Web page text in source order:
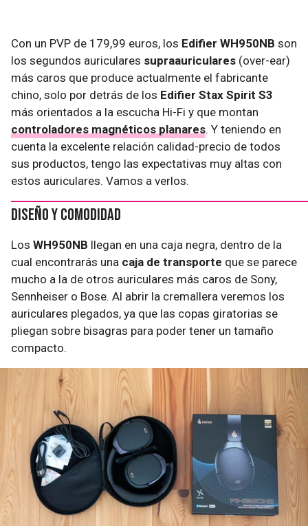
Con un PVP de 179,99 euros, los Edifier WH950NB son
los segundos auriculares supraauriculares (over-ear)
más caros que produce actualmente el fabricante
chino, solo por detrás de los Edifier Stax Spirit S3
más orientados a la escucha Hi-Fi y que montan
controladores magnéticos planares. Y teniendo en
cuenta la excelente relación calidad-precio de todos
sus productos, tengo las expectativas muy altas con
estos auriculares. Vamos a verlos.
Diseño y comodidad
Los WH950NB llegan en una caja negra, dentro de la
cual encontrarás una caja de transporte que se parece
mucho a la de otros auriculares más caros de Sony,
Sennheiser o Bose. Al abrir la cremallera veremos los
auriculares plegados, ya que las copas giratorias se
pliegan sobre bisagras para poder tener un tamaño
compacto.